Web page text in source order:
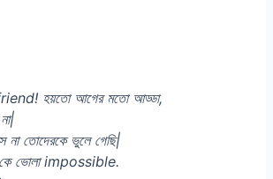
হয়তো আগের মতো আড্ডা,
না তোদেরকে ভুলে গেছি|
কে ভোলা impossible.